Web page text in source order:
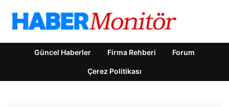
Güncel Haberler Firma Rehberi Forum
Çerez Politikası